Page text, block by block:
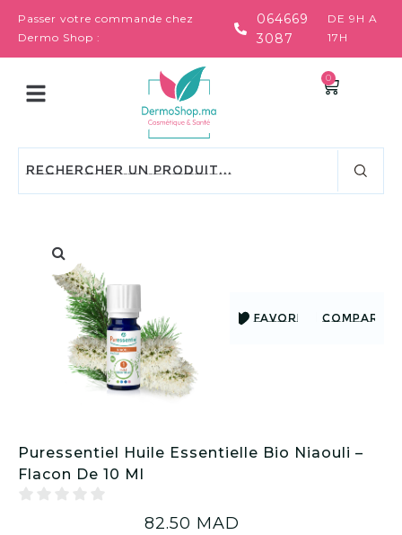
Passer votre commande chez
Dermo Shop :
064669
3087
DE 9H A
17H
0
FAVORIS COMPARER
Puressentiel Huile Essentielle Bio Niaouli –
Flacon De 10 Ml
82.50 MAD